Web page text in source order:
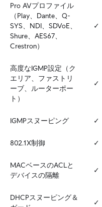
Pro AVプロファイル
（Play、Dante、Q-
SYS、NDI、SDVoE、
Shure、AES67、
Crestron）
✓
高度なIGMP設定（ク
エリア、ファストリ
ーブ、ルーターポー
ト）
✓
IGMPスヌーピング ✓
802.1X制御 ✓
MACベースのACLと
デバイスの隔離
✓
DHCPスヌーピング＆
✓